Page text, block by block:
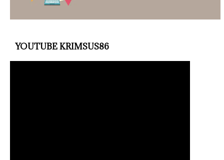
YOUTUBE KRIMSUS86